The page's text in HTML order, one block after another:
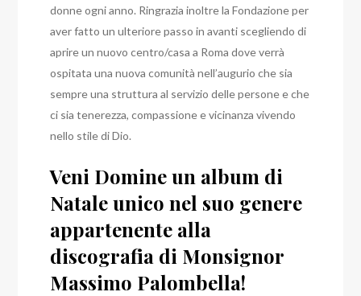
donne ogni anno. Ringrazia inoltre la Fondazione per
aver fatto un ulteriore passo in avanti scegliendo di
aprire un nuovo centro/casa a Roma dove verrà
ospitata una nuova comunità nell’augurio che sia
sempre una struttura al servizio delle persone e che
ci sia tenerezza, compassione e vicinanza vivendo
nello stile di Dio.
Veni Domine un album di
Natale unico nel suo genere
appartenente alla
discografia di Monsignor
Massimo Palombella!